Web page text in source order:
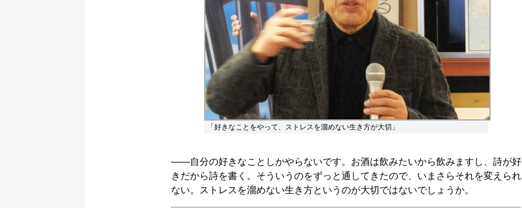
「好きなことをやって、ストレスを溜めない生き方が大切」
――自分の好きなことしかやらないです。お酒は飲みたいから飲みますし、詩が好
きだから詩を書く。そういうのをずっと通してきたので、いまさらそれを変えられ
ない。ストレスを溜めない生き方というのが大切ではないでしょうか。